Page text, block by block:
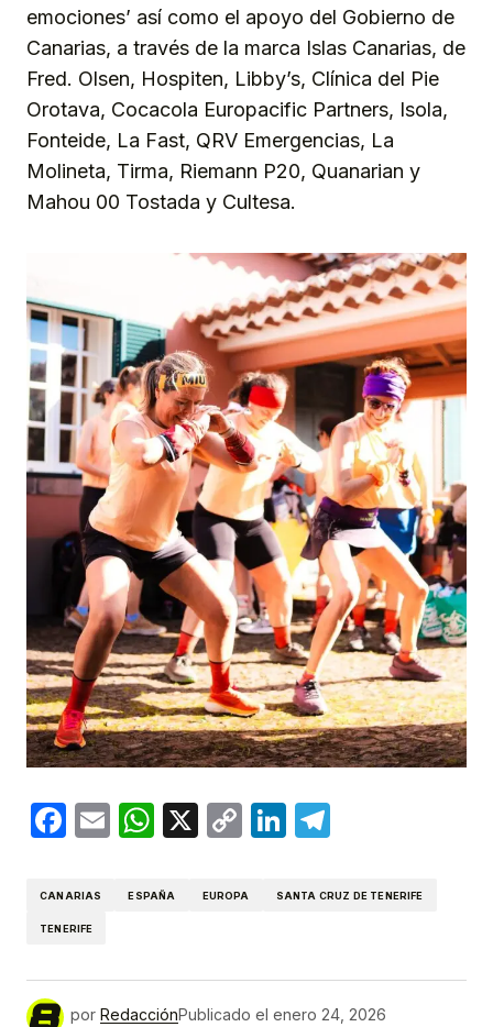
emociones’ así como el apoyo del Gobierno de
Canarias, a través de la marca Islas Canarias, de
Fred. Olsen, Hospiten, Libby’s, Clínica del Pie
Orotava, Cocacola Europacific Partners, Isola,
Fonteide, La Fast, QRV Emergencias, La
Molineta, Tirma, Riemann P20, Quanarian y
Mahou 00 Tostada y Cultesa.
Facebook
EmailWhatsApp
X
CopyLinkedIn
CANARIAS ESPAÑA EUROPA SANTA CRUZ DE TENERIFE
TENERIFE
por RedacciónPublicado el enero 24, 2026